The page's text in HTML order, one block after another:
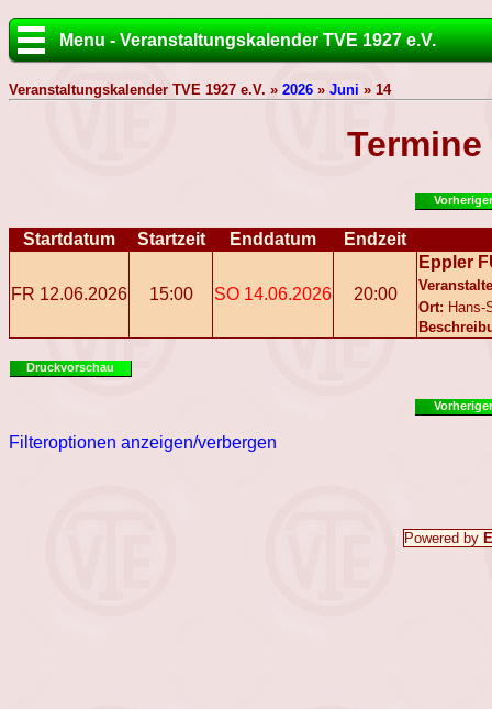
Menu - Veranstaltungskalender TVE 1927 e.V.
Veranstaltungskalender TVE 1927 e.V. » 2026 » Juni » 14
Termine
Startdatum Startzeit Enddatum Endzeit
FR 12.06.2026 15:00 SO 14.06.2026 20:00
Eppler
Ort: Hans-
Druckvorschau
Filteroptionen anzeigen/verbergen
Powered by